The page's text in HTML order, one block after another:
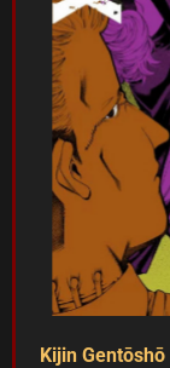
Kijin Gentōshō